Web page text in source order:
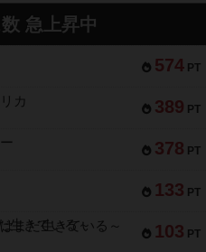
急上昇中
574 PT
389 PT
カ
378 PT
133 PT
103 PT
まだ生きている～